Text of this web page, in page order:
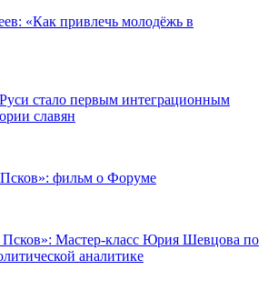
«Как привлечь молодёжь в
стало первым интеграционным
славян
Псков»: фильм о Форуме
Псков»: Мастер-класс Юрия Шевцова по
аналитике